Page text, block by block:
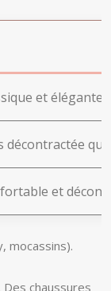
et
décontractée
et
mocassins).
chaussures